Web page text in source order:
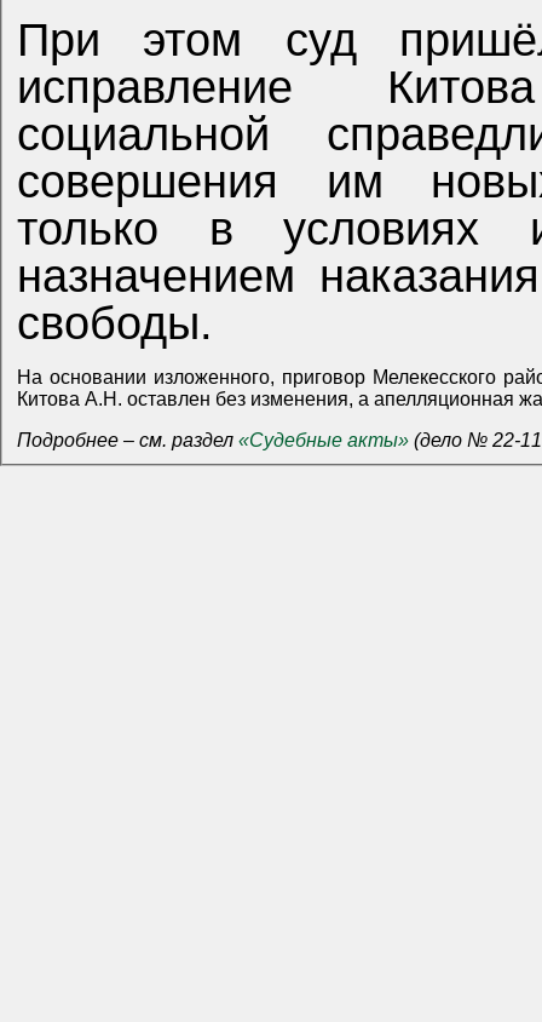
При этом суд
исправление
социальной
совершения им
только в условиях
назначением
свободы.
На основании изложенного, приговор Мелекесского
Китова А.Н. оставлен без изменения, а апелляционная
Подробнее – см. раздел «Судебные акты» (дело № 22-